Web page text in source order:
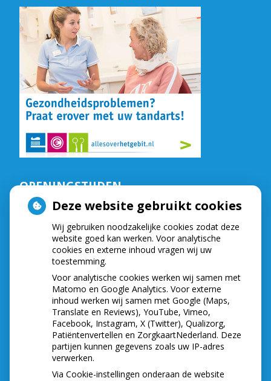
OPENINGSTIJDEN
De praktijk is geopend op:
Maandag,
van9.00tot16.30
Dinsdag,
van8.15tot16.30
Woensdag, van8.15tot16.30
van 8.15
16.30
Vrijdag,
van8.30tot 16.30
Telefonisch zijn wij bereikbaar op:
Maandag,
van8.30tot12.00
Dinsdag,
van8.30tot12.00
Woensdag, van8.30 tot12.00
Donderdag,van
Vrijdag,
van8.30tot12.00
Deze website gebruikt cookies
Wij gebruiken noodzakelijke cookies zodat deze
website goed kan werken. Voor analytische
cookies en externe inhoud vragen wij uw
toestemming.
Voor analytische cookies werken wij samen met
Matomo en Google Analytics. Voor externe
inhoud werken wij samen met Google (Maps,
Translate en Reviews), YouTube, Vimeo,
Facebook, Instagram, X (Twitter), Qualizorg,
Patiëntenvertellen en ZorgkaartNederland. Deze
partijen kunnen gegevens zoals uw IP-adres
verwerken.
Via Cookie-instellingen onderaan de website